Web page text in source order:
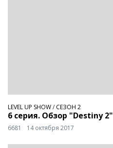
LEVEL UP SHOW/ СЕЗОН 2
6 серия. Обзор "Destiny 2"
6681 14 октября 2017